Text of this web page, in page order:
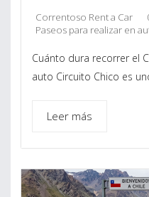
Correntoso Rent a Car
Paseos para realizar en
Cuánto dura recorrer el
auto Circuito Chico es
Leer más